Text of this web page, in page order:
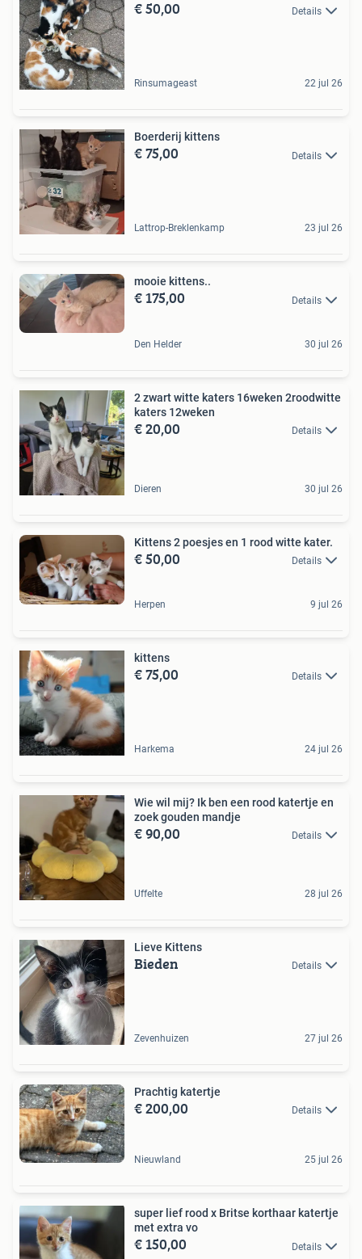
€ 50,00 Details
Rinsumageast 22 jul 26
Boerderij kittens
€ 75,00 Details
Lattrop-Breklenkamp 23 jul 26
mooie kittens..
€ 175,00 Details
Den Helder 30 jul 26
2 zwart witte katers 16weken 2roodwitte
katers 12weken
€ 20,00 Details
Dieren 30 jul 26
Kittens 2 poesjes en 1 rood witte kater.
€ 50,00 Details
Herpen 9 jul 26
kittens
€ 75,00 Details
Harkema 24 jul 26
Wie wil mij? Ik ben een rood katertje en
zoek gouden mandje
€ 90,00 Details
Uffelte 28 jul 26
Lieve Kittens
Bieden Details
Zevenhuizen 27 jul 26
Prachtig katertje
€ 200,00 Details
Nieuwland 25 jul 26
super lief rood x Britse korthaar katertje
met extra vo
€ 150,00 Details